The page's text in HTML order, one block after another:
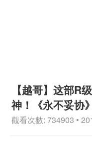
【越哥】这部R
神！《永不妥协》
觀看次數: 734903 •